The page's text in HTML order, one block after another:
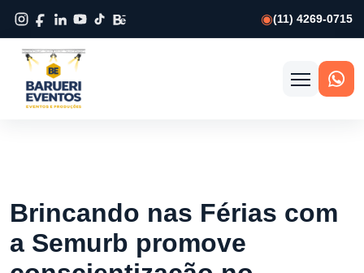
(11) 4269-0715
Abrir
Brincando nas Férias com
a Semurb promove